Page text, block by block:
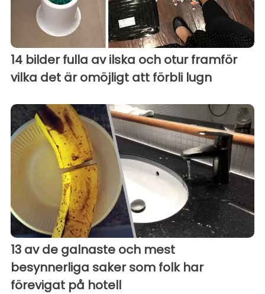
14 bilder fulla av ilska och otur framför
vilka det är omöjligt att förbli lugn
13 av de galnaste och mest
besynnerliga saker som folk har
förevigat på hotell